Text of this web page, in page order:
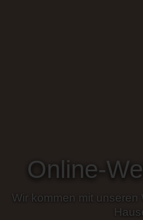
Online-
Wir kommen mit